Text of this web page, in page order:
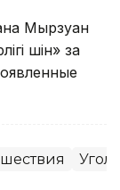
Мырзуан
үшін» за